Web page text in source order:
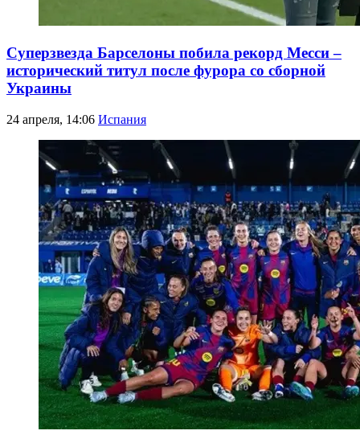
Суперзвезда Барселоны побила рекорд Месси –
исторический титул после фурора со сборной
Украины
24 апреля, 14:06 Испания